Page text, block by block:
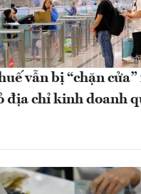
vẫn bị “chặn
địa chỉ kinh doanh